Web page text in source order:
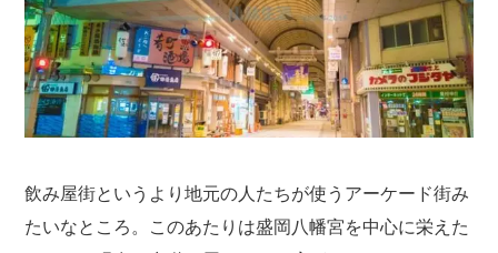
飲み屋街というより地元の人たちが使うアーケード街み
たいなところ。このあたりは盛岡八幡宮を中心に栄えた